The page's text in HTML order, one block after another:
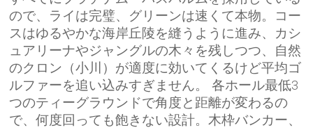
ので、ライは完璧、グリーンは速くて本物。コー
スはゆるやかな海岸丘陵を縫うように進み、カシ
ュアリーナやジャングルの木々を残しつつ、自然
のクロン（小川）が適度に効いてくるけど平均ゴ
ルファーを追い込みすぎません。 各ホール最低3
つのティーグラウンドで角度と距離が変わるの
で、何度回っても飽きない設計。木枠バンカー、